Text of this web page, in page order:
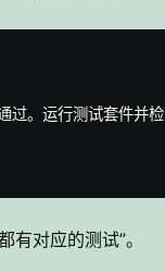
过。运行测试套件并
对应的测试”。